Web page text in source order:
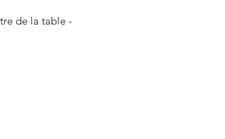
de la table -